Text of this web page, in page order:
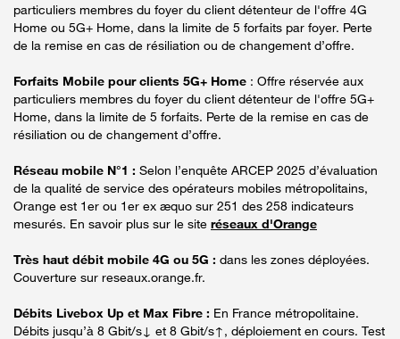
particuliers membres du foyer du client détenteur de l'offre 4G
Home ou 5G+ Home, dans la limite de 5 forfaits par foyer. Perte
de la remise en cas de résiliation ou de changement d’offre.
Forfaits Mobile pour clients 5G+ Home : Offre réservée aux
particuliers membres du foyer du client détenteur de l'offre 5G+
Home, dans la limite de 5 forfaits. Perte de la remise en cas de
résiliation ou de changement d’offre.
Réseau mobile N°1 : Selon l’enquête ARCEP 2025 d’évaluation
de la qualité de service des opérateurs mobiles métropolitains,
Orange est 1er ou 1er ex æquo sur 251 des 258 indicateurs
mesurés. En savoir plus sur le site réseaux d'Orange
Très haut débit mobile 4G ou 5G : dans les zones déployées.
Couverture sur reseaux.orange.fr.
Débits Livebox Up et Max Fibre : En France métropolitaine.
Débits jusqu’à 8 Gbit/s↓ et 8 Gbit/s↑, déploiement en cours. Test